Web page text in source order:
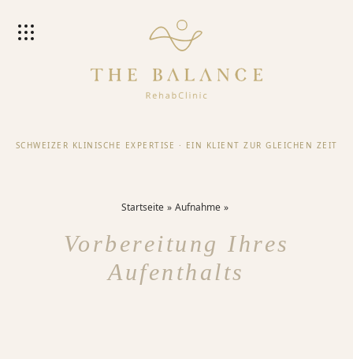
SCHWEIZER KLINISCHE EXPERTISE · EIN KLIENT ZUR GLEICHEN ZEIT
Startseite Aufnahme
Vorbereitung Ihres
Aufenthalts